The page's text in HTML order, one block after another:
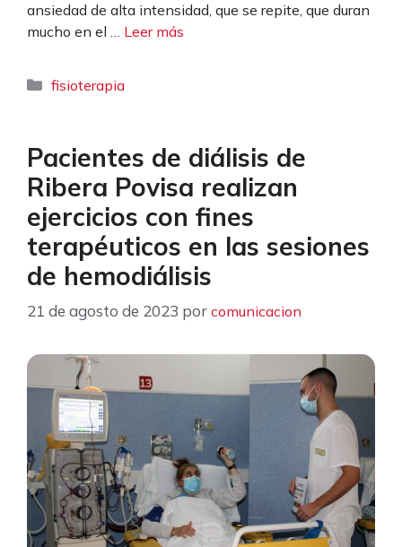
ansiedad de alta intensidad, que se repite, que duran
mucho en el … Leer más
Categorías
fisioterapia
Pacientes de diálisis de
Ribera Povisa realizan
ejercicios con fines
terapéuticos en las sesiones
de hemodiálisis
21 de agosto de 2023 por comunicacion